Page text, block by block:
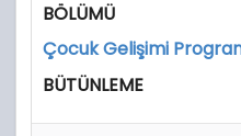
BÖLÜMÜ
Çocuk Gelişimi
BÜTÜNLEME